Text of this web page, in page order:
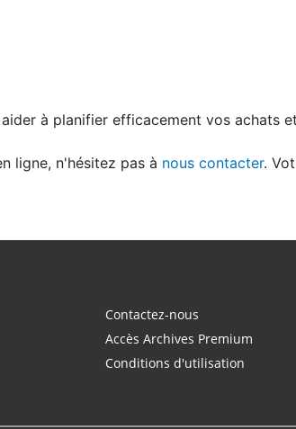
à planifier efficacement vos achats
ligne, n'hésitez pas à nous contacter.
Contactez-nous
Accès Archives Premium
Conditions d'utilisation